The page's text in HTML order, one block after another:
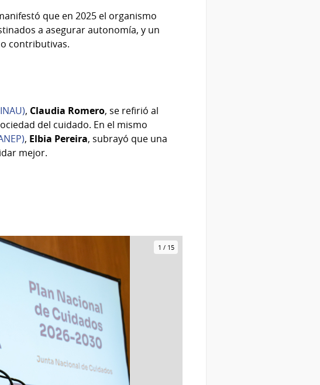
que en 2025 el organismo
a asegurar autonomía, y un
contributivas.
, Claudia Romero, se refirió al
del cuidado. En el mismo
, Elbia Pereira, subrayó que una
mejor.
1 / 15